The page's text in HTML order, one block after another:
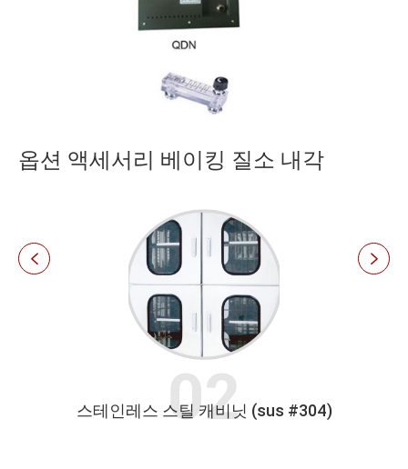
옵션 액세서리 베이킹 질소 내각
슬라이드 서랍
 